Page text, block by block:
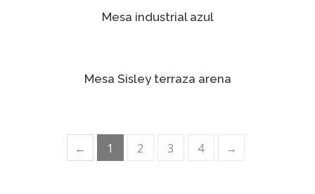
Mesa industrial azul
Mesa Sisley terraza arena
← 1 2 3 4 →